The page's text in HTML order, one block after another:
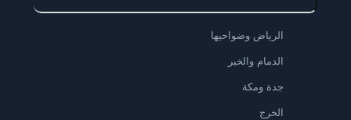
الرياض وضواحيها
الدمام والخبر
جدة ومكة
الخرج